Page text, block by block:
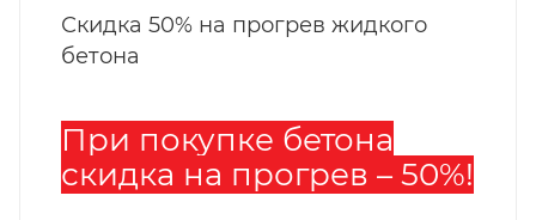
Скидка 50% на прогрев жидкого
бетона
При покупке бетона
скидка на прогрев – 50%!